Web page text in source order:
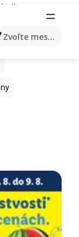
Zvoľte mesto